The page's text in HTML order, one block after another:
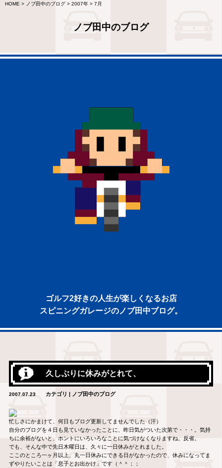
HOME > ノブ田中のブログ > 2007年 > 7月
ノブ田中のブログ
ゴルフ2好きの人生が楽しくなるお店
スピニングガレージのノブ田中ブログ。
久しぶりに休みがとれて、
2007.07.23 カテゴリ | ノブ田中のブログ
忙しさにかまけて、何日もブログ更新してませんでした（汗）
自分のブログを４日も見ていなかったことに、昨日気がついた次第で・・・。気持
ちに余裕がないと、ホントにいろいろなことに気づけなくなりますね。反省。
でも、そんな中で先日木曜日は、久々に一日休みがとれました。
ここのところ一ヶ月以上、丸一日休みにできる日がなかったので、休みになってま
ずやりたいことは「息子とお出かけ」です（＾＾；；